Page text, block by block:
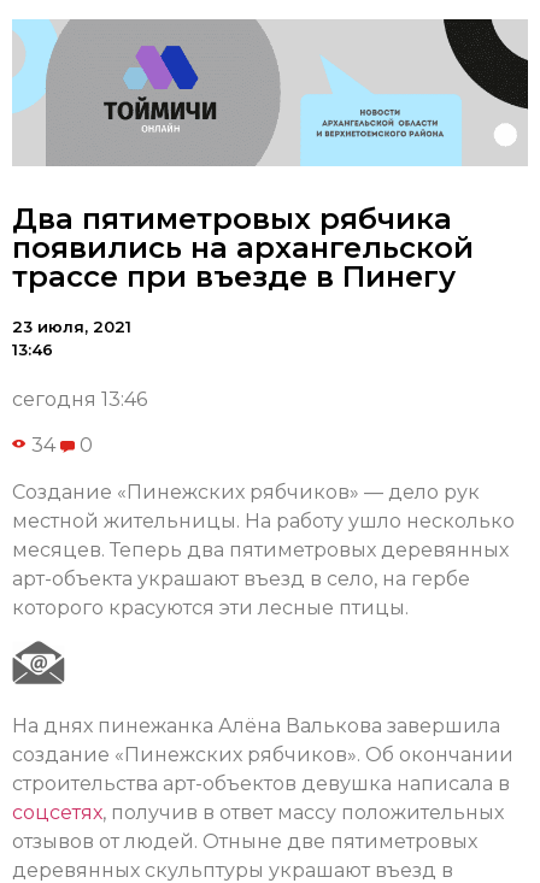
Два пятиметровых рябчика
появились на архангельской
трассе при въезде в Пинегу
23 июля, 2021
13:46
сегодня 13:46
34 0
Создание «Пинежских рябчиков» — дело рук
местной жительницы. На работу ушло несколько
месяцев. Теперь два пятиметровых деревянных
арт-объекта украшают въезд в село, на гербе
которого красуются эти лесные птицы.
На днях пинежанка Алёна Валькова завершила
создание «Пинежских рябчиков». Об окончании
строительства арт-объектов девушка написала в
соцсетях, получив в ответ массу положительных
отзывов от людей. Отныне две пятиметровых
деревянных скульптуры украшают въезд в